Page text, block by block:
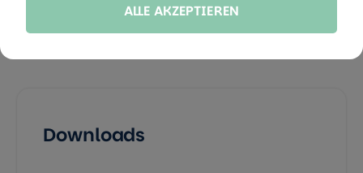
Downloads
ALLE AKZEPTIEREN